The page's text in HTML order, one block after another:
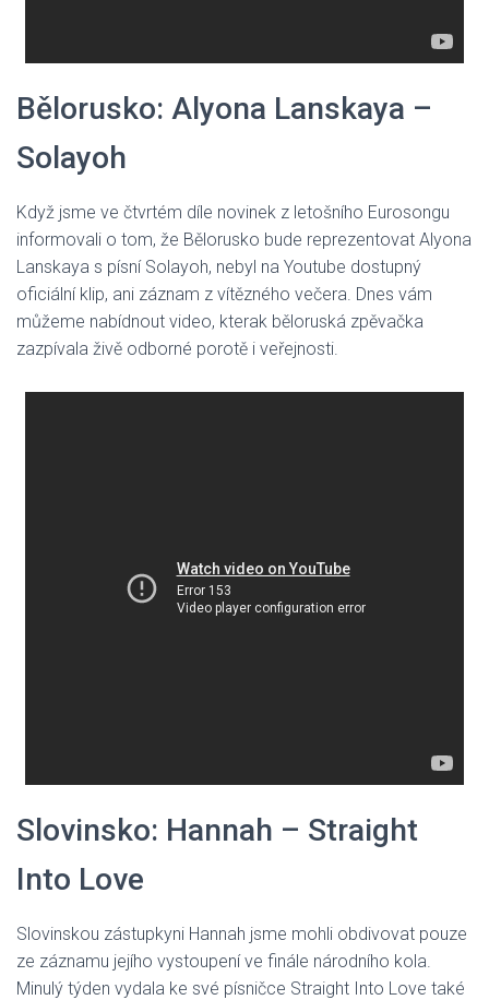
Bělorusko: Alyona Lanskaya –
Solayoh
Když jsme ve čtvrtém díle novinek z letošního Eurosongu
informovali o tom, že Bělorusko bude reprezentovat Alyona
Lanskaya s písní Solayoh, nebyl na Youtube dostupný
oficiální klip, ani záznam z vítězného večera. Dnes vám
můžeme nabídnout video, kterak běloruská zpěvačka
zazpívala živě odborné porotě i veřejnosti.
Slovinsko: Hannah – Straight
Into Love
Slovinskou zástupkyni Hannah jsme mohli obdivovat pouze
ze záznamu jejího vystoupení ve finále národního kola.
Minulý týden vydala ke své písničce Straight Into Love také